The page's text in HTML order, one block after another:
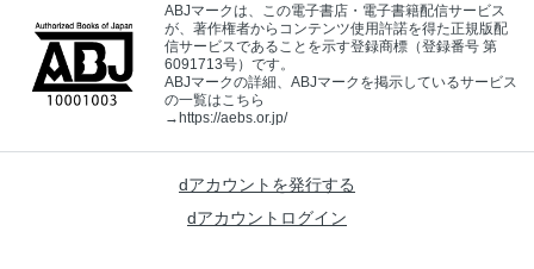
ABJマークは、この電子書店・電子書籍配信サービス
が、著作権者からコンテンツ使用許諾を得た正規版配
信サービスであることを示す登録商標（登録番号 第
6091713号）です。
ABJマークの詳細、ABJマークを掲示しているサービス
の一覧はこちら
→https://aebs.or.jp/
dアカウントを発行する
dアカウントログイン